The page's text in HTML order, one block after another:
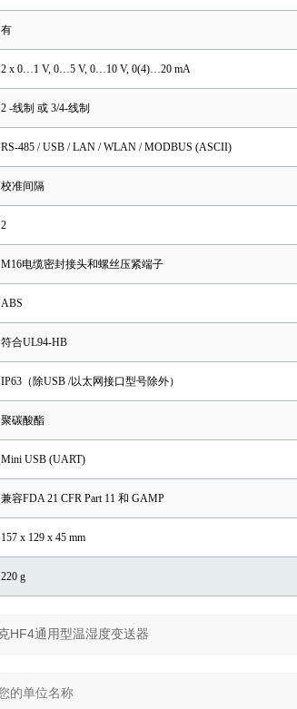
有
2 x 0…1 V, 0…5 V, 0…10 V, 0(4)…20 mA
2 -线制 或 3/4-线制
RS-485 / USB / LAN / WLAN / MODBUS (ASCII)
校准间隔
2
M16电缆密封接头和螺丝压紧端子
ABS
符合UL94-HB
IP63（除USB /以太网接口型号除外）
聚碳酸酯
Mini USB (UART)
兼容FDA 21 CFR Part 11 和 GAMP
157 x 129 x 45 mm
220 g